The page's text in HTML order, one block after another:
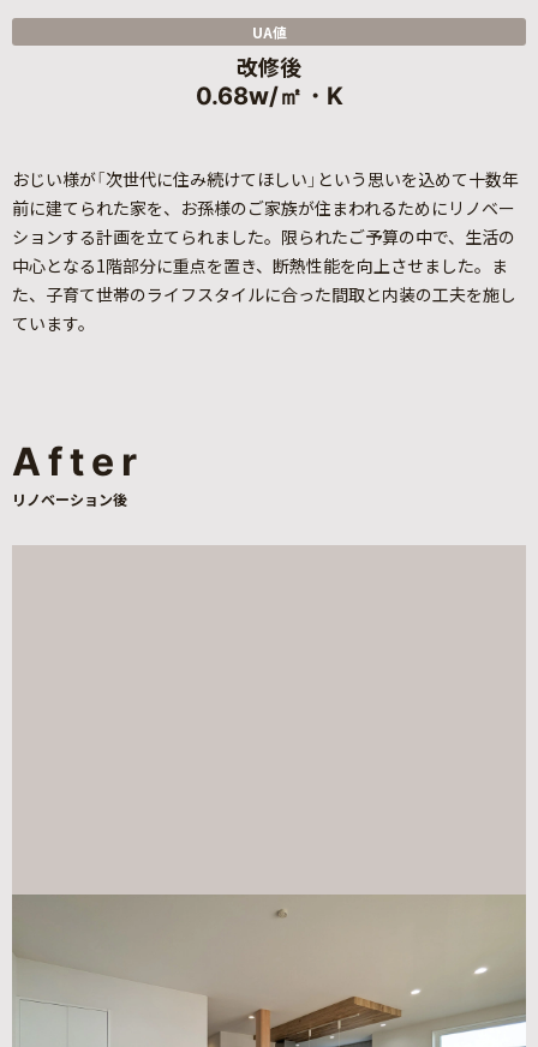
UA値
改修後
0.68w/㎡・K
おじい様が「次世代に住み続けてほしい」という思いを込めて十数年
前に建てられた家を、お孫様のご家族が住まわれるためにリノベー
ションする計画を立てられました。限られたご予算の中で、生活の
中心となる1階部分に重点を置き、断熱性能を向上させました。ま
た、子育て世帯のライフスタイルに合った間取と内装の工夫を施し
ています。
After
リノベーション後